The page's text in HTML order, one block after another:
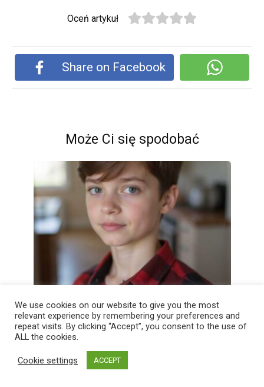
Oceń artykuł
Share on Facebook
Może Ci się spodobać
‘Don’t give the dog to the shelter!’ the boy
pleaded. The adults didn’t listen — and they
regretted it.
We use cookies on our website to give you the most
relevant experience by remembering your preferences and
repeat visits. By clicking “Accept”, you consent to the use of
ALL the cookies.
Cookie settings ACCEPT